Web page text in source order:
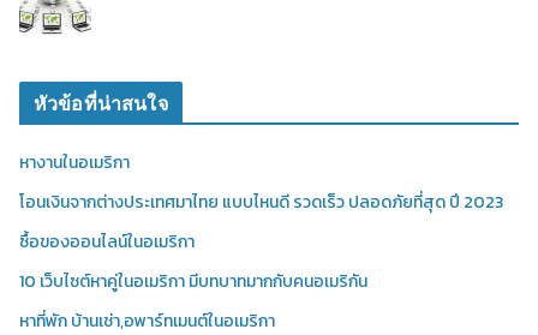
หัวข้อที่น่าสนใจ
หางานในอเมริกา
โอนเงินจากต่างประเทศมาไทย แบบไหนดี รวดเร็ว ปลอดภัยที่สุด ปี 2023
ซื้อของออนไลน์ในอเมริกา
10 เว็บไซต์หาคู่ในอเมริกา มีบทบาทมากกับคนอเมริกัน
หาที่พัก บ้านเช่า,อพาร์ทเมนต์ในอเมริกา